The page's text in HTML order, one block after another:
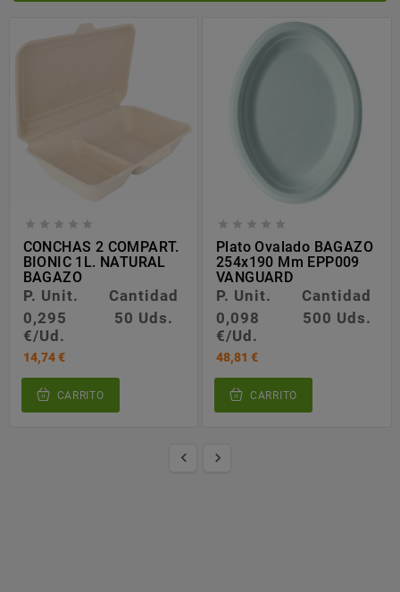
    
CONCHAS 2 COMPART.
BIONIC 1L. NATURAL
BAGAZO
P. Unit.
Cantidad
0,295
€/Ud.
50 Uds.
14,74 €Precio
CARRITO
    
Plato Ovalado BAGAZO
254x190 Mm EPP009
VANGUARD
P. Unit.
Cantidad
0,098
€/Ud.
500 Uds.
48,81 €Precio
CARRITO
 